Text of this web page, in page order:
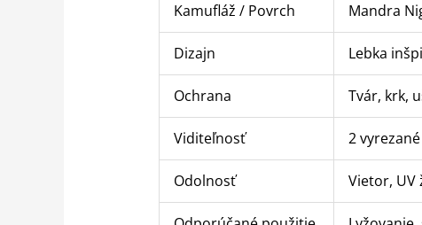
Kamufláž / Povrch Mandra
Dizajn Lebka
Ochrana Tvár, krk,
Viditeľnosť 2
Odolnosť Vietor, UV